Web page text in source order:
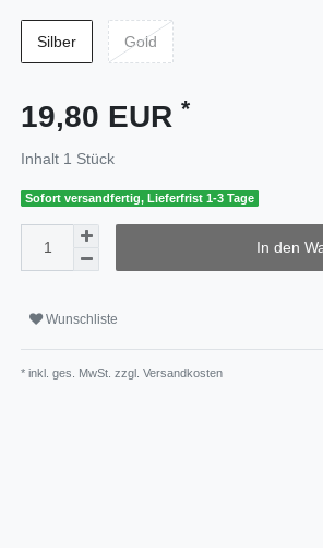
Silber Gold
19,80 EUR *
Inhalt 1 Stück
Sofort versandfertig, Lieferfrist 1-3 Tage
In den
Wunschliste
* inkl. ges. MwSt. zzgl. Versandkosten